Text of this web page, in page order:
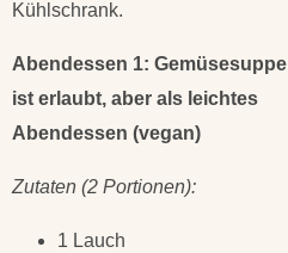
Kühlschrank.
Abendessen 1: Gemüsesuppe
ist erlaubt, aber als leichtes
Abendessen (vegan)
Zutaten (2 Portionen):
1 Lauch